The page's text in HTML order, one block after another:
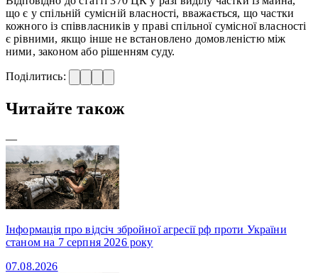
що є у спільній сумісній власності, вважається, що частки
кожного із співвласників у праві спільної сумісної власності
є рівними, якщо інше не встановлено домовленістю між
ними, законом або рішенням суду.
Поділитись:
Читайте також
—
Інформація про відсіч збройної агресії рф проти України
станом на 7 серпня 2026 року
07.08.2026